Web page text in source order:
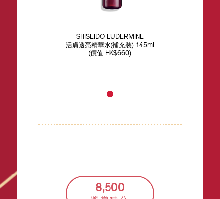
SHISEIDO EUDERMINE
活膚透亮精華水(補充裝) 145ml
(價值 HK$660)
8,500